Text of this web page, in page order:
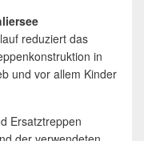
reduziert das
in
und vor allem Kinder
Ersatztreppen